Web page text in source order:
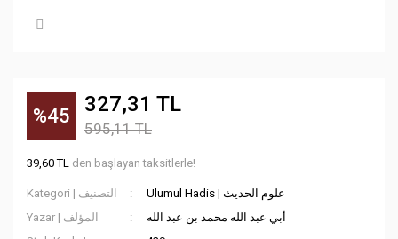
%45 327,31 TL
595,11 TL
39,60 TL den başlayan taksitlerle!
Kategori | التصنيف
Ulumul Hadis | علوم الحديث
Yazar | المؤلف
أبي عبد الله محمد بن عبد الله